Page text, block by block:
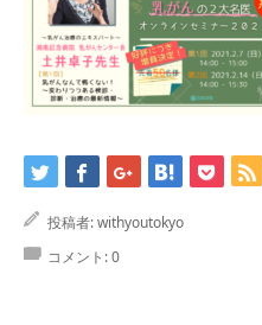
投稿者:withyoutokyo
コメント:0
WithYou News
BLOG
お問合せ